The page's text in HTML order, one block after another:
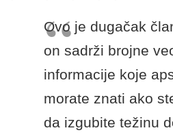
Ovo je dugačak
on sadrži brojne
informacije koje
morate znati ako
da izgubite težinu